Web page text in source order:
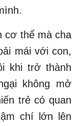
cơ thể mà cha
mái với con,
khi trở thành
không mở
trẻ có quan
chí lớn lên